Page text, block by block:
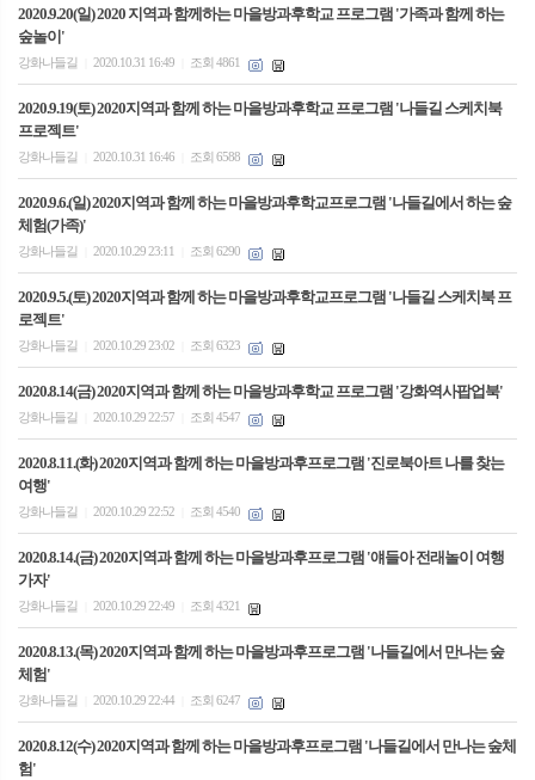
2020.9.20(일) 2020 지역과 함께하는 마을방과후학교 프로그램 '가족과 함께 하는
숲놀이'
강화나들길 2020.10.31 16:49 조회 4861
2020.9.19(토) 2020지역과 함께 하는 마을방과후학교 프로그램 '나들길 스케치북
프로젝트'
강화나들길 2020.10.31 16:46 조회 6588
2020.9.6.(일) 2020지역과 함께 하는 마을방과후학교프로그램 '나들길에서 하는 숲
체험(가족)'
강화나들길 2020.10.29 23:11 조회 6290
2020.9.5.(토) 2020지역과 함께 하는 마을방과후학교프로그램 '나들길 스케치북 프
로젝트'
강화나들길 2020.10.29 23:02 조회 6323
2020.8.14(금) 2020지역과 함께 하는 마을방과후학교 프로그램 '강화역사팝업북'
강화나들길 2020.10.29 22:57 조회 4547
2020.8.11.(화) 2020지역과 함께 하는 마을방과후프로그램 '진로북아트 나를 찾는
여행'
강화나들길 2020.10.29 22:52 조회 4540
2020.8.14.(금) 2020지역과 함께 하는 마을방과후프로그램 '얘들아 전래놀이 여행
가자'
강화나들길 2020.10.29 22:49 조회 4321
2020.8.13.(목) 2020지역과 함께 하는 마을방과후프로그램 '나들길에서 만나는 숲
체험'
강화나들길 2020.10.29 22:44 조회 6247
2020.8.12(수) 2020지역과 함께 하는 마을방과후프로그램 '나들길에서 만나는 숲체
험'